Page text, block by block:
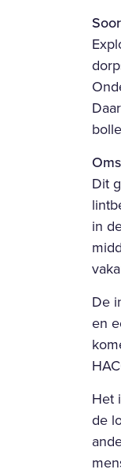
Dit
in
De
en
Het
de